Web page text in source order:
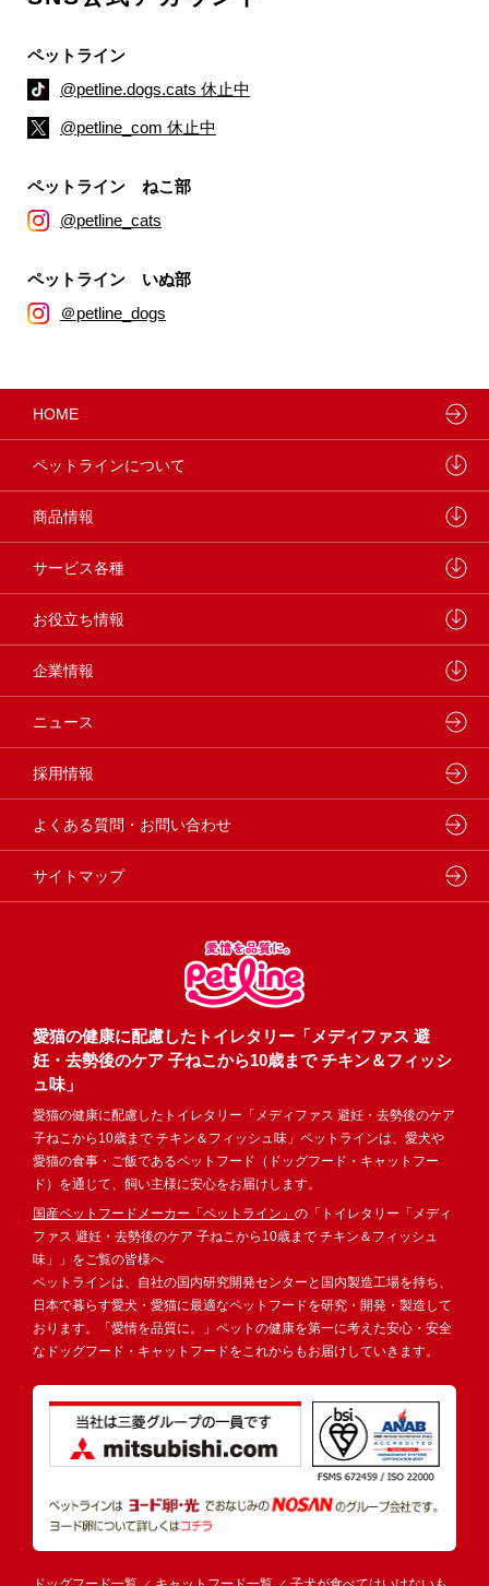
愛猫の健康に配慮したトイレタリー「メディファス 避
妊・去勢後のケア 子ねこから10歳まで チキン＆フィッシ
ュ味」
愛猫の健康に配慮したトイレタリー「メディファス 避妊・去勢後のケア
子ねこから10歳まで チキン＆フィッシュ味」ペットラインは、愛犬や
愛猫の食事・ご飯であるペットフード（ドッグフード・キャットフー
ド）を通じて、飼い主様に安心をお届けします。
国産ペットフードメーカー「ペットライン」 の「トイレタリー「メディ
ファス 避妊・去勢後のケア 子ねこから10歳まで チキン＆フィッシュ
味」」をご覧の皆様へ
ペットラインは、自社の国内研究開発センターと国内製造工場を持ち、
日本で暮らす愛犬・愛猫に最適なペットフードを研究・開発・製造して
おります。「愛情を品質に。」ペットの健康を第一に考えた安心・安全
なドッグフード・キャットフードをこれからもお届けしていきます。
ペットライン
@petline.dogs.cats 休止中
@petline_com 休止中
ペットライン ねこ部
@petline_cats
ペットライン いぬ部
＠petline_dogs
HOME
ペットラインについて
ペットラインが大切にしていること
研究開発センターについて
学会・論文発表
製品・品質管理
商品情報
ドッグフード
キャットフード
小動物
動物病院専用フード
フードコンシェル
サービス各種
ウェルネスナビ
しあわせマルシェ
どうぶつ病院宅配便
お役立ち情報
ペットライン 犬ノート
ペットライン 猫ノート
狂犬病予防
企業情報
会社概要・事業所
代表メッセージ
企業理念・ビジョン
ニュース
採用情報
よくある質問・お問い合わせ
サイトマップ